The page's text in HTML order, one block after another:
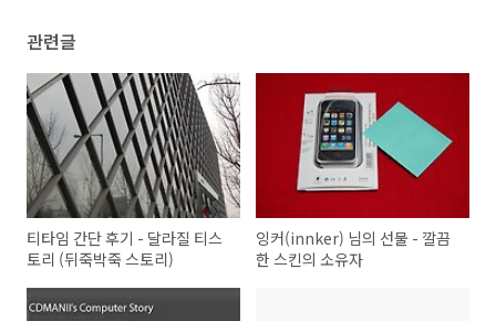
관련글
티타임 간단 후기 - 달라질 티스
토리 (뒤죽박죽 스토리)
잉커(innker) 님의 선물 - 깔끔
한 스킨의 소유자